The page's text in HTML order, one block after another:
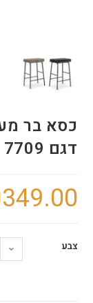
כסא בר
דגם 7709
349.00
צבע